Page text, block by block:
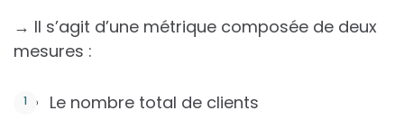
→ Il s’agit d’une métrique composée de deux
mesures :
Le nombre total de clients